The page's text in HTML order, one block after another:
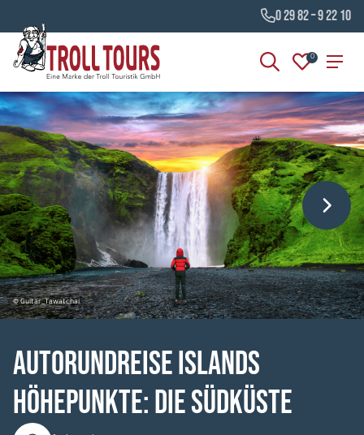
0 29 82 – 9 22 10
0
© Guitar_Tawatchai
Autorundreise Islands
Höhepunkte: Die Südküste